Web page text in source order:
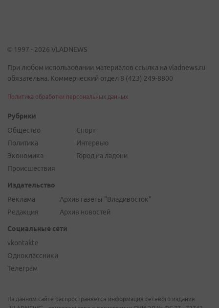
© 1997 - 2026 VLADNEWS
При любом использовании материалов ссылка на vladnews.ru
обязательна. Коммерческий отдел 8 (423) 249-8800
Политика обработки персональных данных
Рубрики
Общество
Политика
Экономика
Происшествия
Спорт
Интервью
Город на ладони
Издательство
Реклама
Редакция
Архив газеты "Владивосток"
Архив новостей
Социальные сети
vkontakte
Одноклассники
Телеграм
На данном сайте распространяется информация сетевого издания